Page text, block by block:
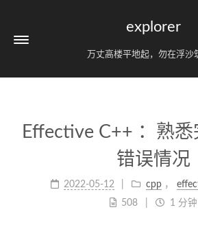
explorer
万丈高楼平地起，勿在浮沙
Effective C++ ：熟
错误情况
2022-05-12 cpp ，
508
1 分钟